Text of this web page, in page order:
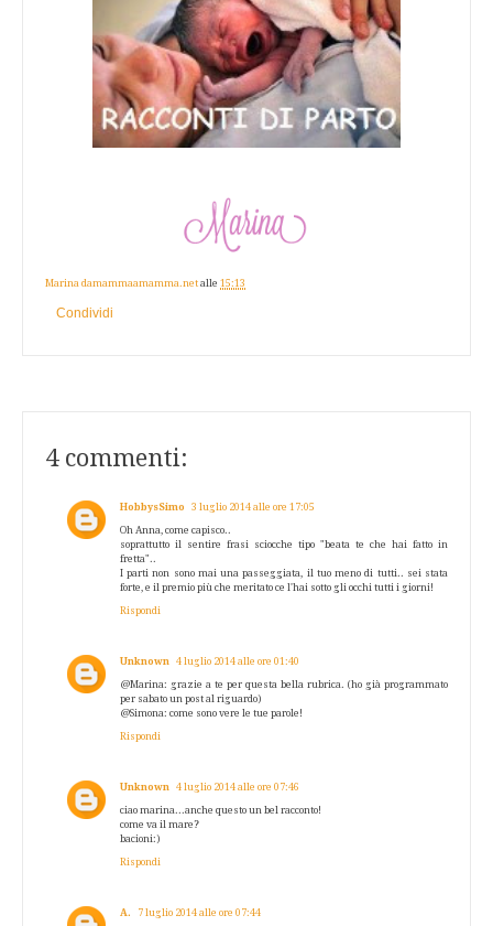
Marina damammaamamma.net alle 15:13
Condividi
4 commenti:
HobbysSimo 3 luglio 2014 alle ore 17:05
Oh Anna, come capisco..
soprattutto il sentire frasi sciocche tipo "beata te che hai fatto in
fretta"..
I parti non sono mai una passeggiata, il tuo meno di tutti.. sei stata
forte, e il premio più che meritato ce l'hai sotto gli occhi tutti i giorni!
Rispondi
Unknown 4 luglio 2014 alle ore 01:40
@Marina: grazie a te per questa bella rubrica. (ho già programmato
per sabato un post al riguardo)
@Simona: come sono vere le tue parole!
Rispondi
Unknown 4 luglio 2014 alle ore 07:46
ciao marina...anche questo un bel racconto!
come va il mare?
bacioni:)
Rispondi
A. 7 luglio 2014 alle ore 07:44